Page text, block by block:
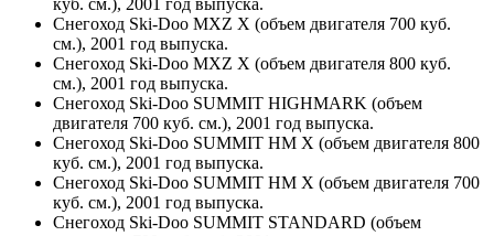
Снегоход Ski-Doo MXZ X (объем двигателя 700 куб.
см.), 2001 год выпуска.
Снегоход Ski-Doo MXZ X (объем двигателя 800 куб.
см.), 2001 год выпуска.
Снегоход Ski-Doo SUMMIT HIGHMARK (объем
двигателя 700 куб. см.), 2001 год выпуска.
Снегоход Ski-Doo SUMMIT HM X (объем двигателя 800
куб. см.), 2001 год выпуска.
Снегоход Ski-Doo SUMMIT HM X (объем двигателя 700
куб. см.), 2001 год выпуска.
Снегоход Ski-Doo SUMMIT STANDARD (объем